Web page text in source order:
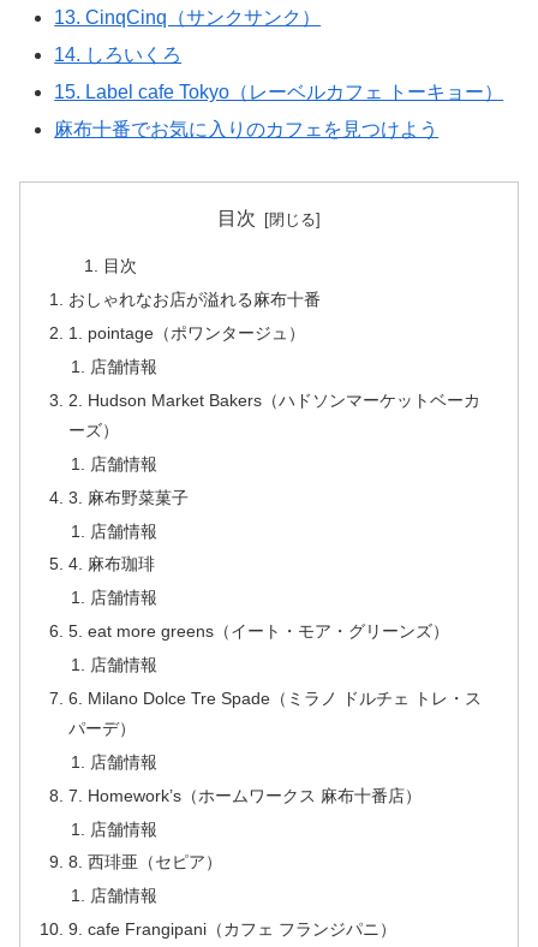
13. CinqCinq（サンクサンク）
14. しろいくろ
15. Label cafe Tokyo（レーベルカフェ トーキョー）
麻布十番でお気に入りのカフェを見つけよう
目次
目次
おしゃれなお店が溢れる麻布十番
1. pointage（ポワンタージュ）
店舗情報
2. Hudson Market Bakers（ハドソンマーケットベーカ
ーズ）
店舗情報
3. 麻布野菜菓子
店舗情報
4. 麻布珈琲
店舗情報
5. eat more greens（イート・モア・グリーンズ）
店舗情報
6. Milano Dolce Tre Spade（ミラノ ドルチェ トレ・ス
パーデ）
店舗情報
7. Homework’s（ホームワークス 麻布十番店）
店舗情報
8. 西琲亜（セピア）
店舗情報
9. cafe Frangipani（カフェ フランジパニ）